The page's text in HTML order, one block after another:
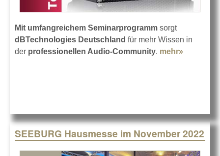
Mit umfangreichem Seminarprogramm sorgt
dBTechnologies Deutschland für mehr Wissen in
der professionellen Audio-Community. mehr»
SEEBURG Hausmesse im November 2022